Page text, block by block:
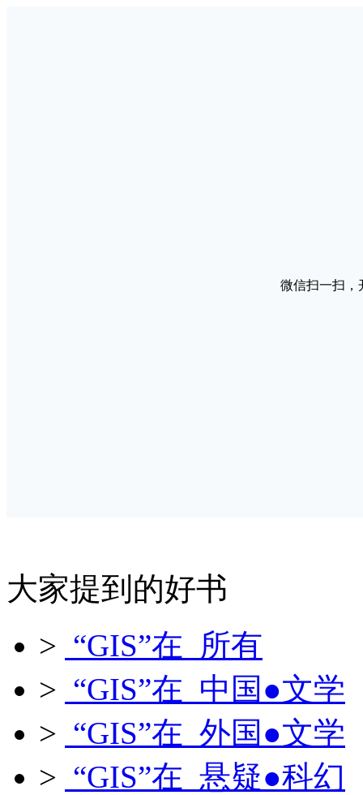
微信扫一扫，
大家提到的好书
> “GIS”在 所有
> “GIS”在 中国●文学
> “GIS”在 外国●文学
> “GIS”在 悬疑●科幻